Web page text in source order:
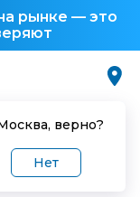
рынке — это
, верно?
Нет